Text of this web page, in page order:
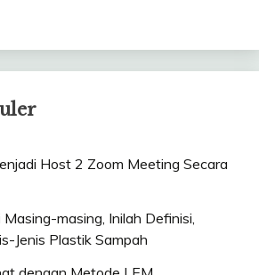
Host 2 Zoom Meeting Secara
Masing-masing, Inilah Definisi,
Jenis Plastik Sampah